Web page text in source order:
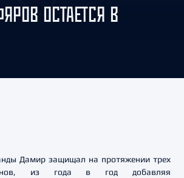
ОСТАЕТСЯ В
Дамир защищал на протяжении трех
из года в год добавляя